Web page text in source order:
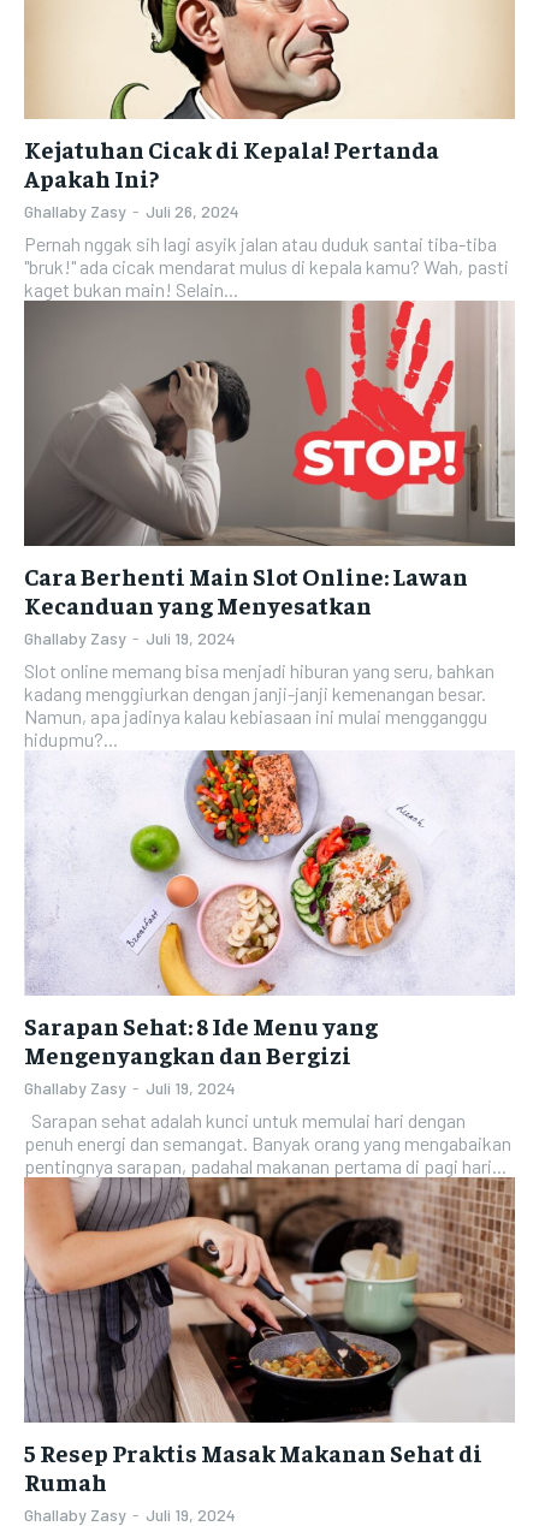
Kejatuhan Cicak di Kepala! Pertanda
Apakah Ini?
Ghallaby Zasy - Juli 26, 2024
Pernah nggak sih lagi asyik jalan atau duduk santai tiba-tiba
"bruk!" ada cicak mendarat mulus di kepala kamu? Wah, pasti
kaget bukan main! Selain...
Cara Berhenti Main Slot Online: Lawan
Kecanduan yang Menyesatkan
Ghallaby Zasy - Juli 19, 2024
Slot online memang bisa menjadi hiburan yang seru, bahkan
kadang menggiurkan dengan janji-janji kemenangan besar.
Namun, apa jadinya kalau kebiasaan ini mulai mengganggu
hidupmu?...
Sarapan Sehat: 8 Ide Menu yang
Mengenyangkan dan Bergizi
Ghallaby Zasy - Juli 19, 2024
penuh energi dan semangat. Banyak orang yang mengabaikan
pentingnya sarapan, padahal makanan pertama di pagi hari...
5 Resep Praktis Masak Makanan Sehat di
Rumah
Ghallaby Zasy - Juli 19, 2024